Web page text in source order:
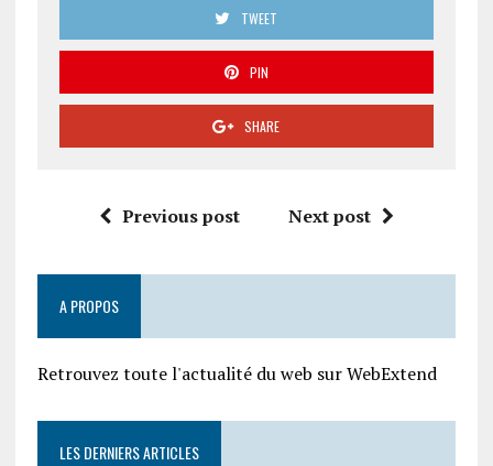
TWEET
PIN
SHARE
Previous post Next post
A PROPOS
Retrouvez toute l'actualité du web sur WebExtend
LES DERNIERS ARTICLES